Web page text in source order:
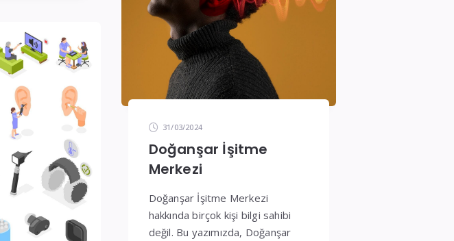
31/03/2024
Doğanşar İşitme
Merkezi
Doğanşar İşitme Merkezi
hakkında birçok kişi bilgi sahibi
değil. Bu yazımızda, Doğanşar